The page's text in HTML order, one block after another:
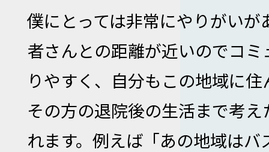
僕にとっては非常にやりがいが
者さんとの距離が近いのでコ
りやすく、自分もこの地域に
その方の退院後の生活まで考
れます。例えば「あの地域は